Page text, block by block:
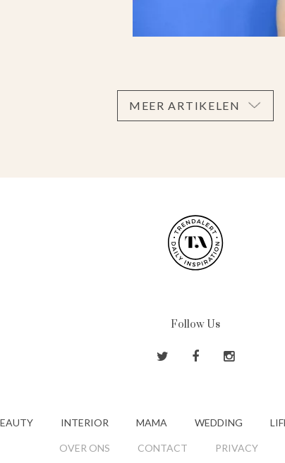
MEER ARTIKELEN
Follow Us
INTERIOR MAMA WEDDING
OVER ONS CONTACT PRIVACY